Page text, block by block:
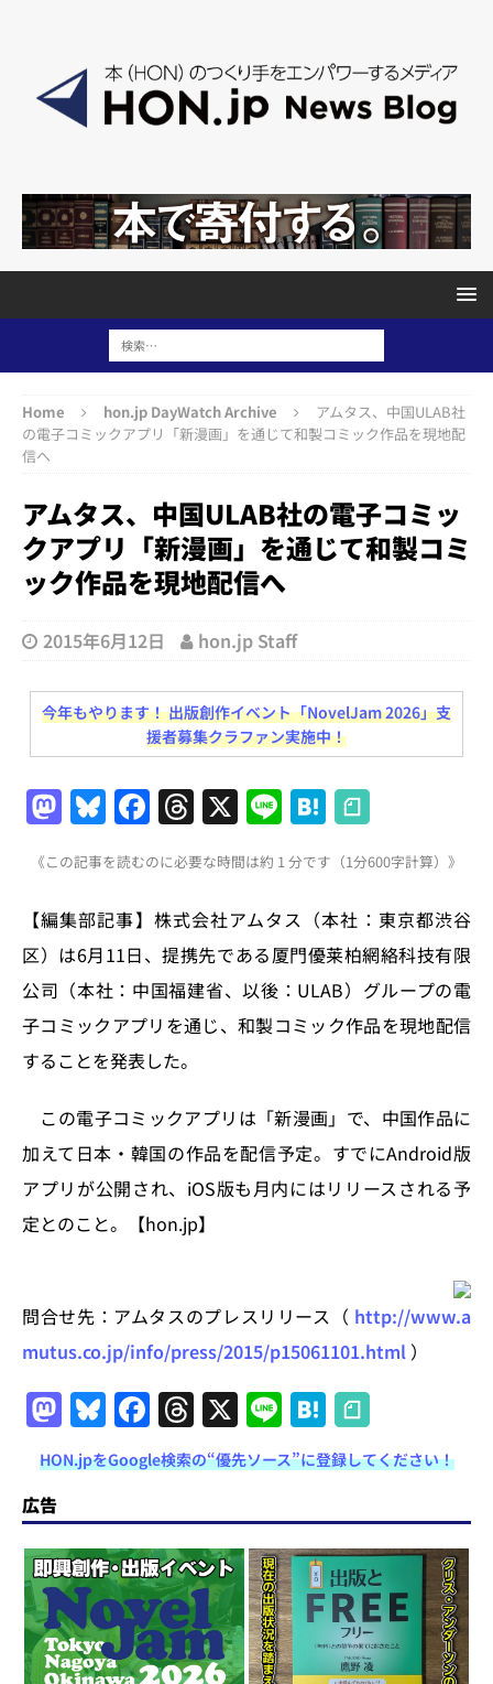
Home hon.jp DayWatch Archive
アムタス、中国ULAB社
の電子コミックアプリ「新漫画」を通じて和製コミック作品を現地配
信へ
アムタス、中国ULAB社の電子コミッ
クアプリ「新漫画」を通じて和製コミ
ック作品を現地配信へ
2015年6月12日 hon.jp Staff
今年もやります！ 出版創作イベント「NovelJam 2026」支
援者募集クラファン実施中！
M
a
st
o
d
o
n
Bl
u
e
s
k
y
F
a
c
e
b
o
o
k
T
h
re
a
d
s
X Li
n
e
H
at
e
n
a
《この記事を読むのに必要な時間は約 1 分です（1分600字計算）》
【編集部記事】株式会社アムタス（本社：東京都渋谷
区）は6月11日、提携先である厦門優莱柏網絡科技有限
公司（本社：中国福建省、以後：ULAB）グループの電
子コミックアプリを通じ、和製コミック作品を現地配信
することを発表した。
この電子コミックアプリは「新漫画」で、中国作品に
加えて日本・韓国の作品を配信予定。すでにAndroid版
アプリが公開され、iOS版も月内にはリリースされる予
定とのこと。【hon.jp】
問合せ先：アムタスのプレスリリース（ http://www.a
mutus.co.jp/info/press/2015/p15061101.html ）
M
a
st
o
d
o
n
Bl
u
e
s
k
y
F
a
c
e
b
o
o
k
T
h
re
a
d
s
X Li
n
e
H
at
e
n
a
HON.jpをGoogle検索の“優先ソース”に登録してください！
広告